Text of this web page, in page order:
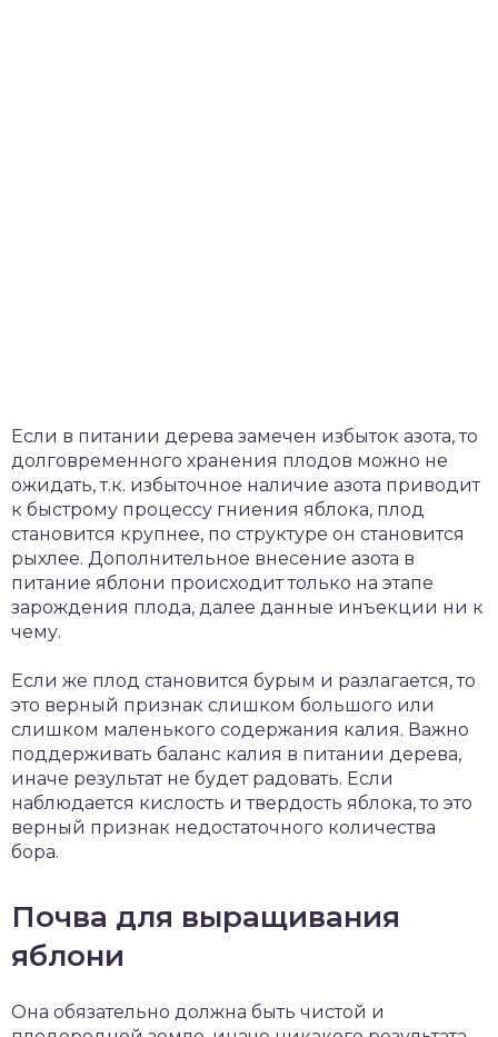
Если в питании дерева замечен избыток азота, то
долговременного хранения плодов можно не
ожидать, т.к. избыточное наличие азота приводит
к быстрому процессу гниения яблока, плод
становится крупнее, по структуре он становится
рыхлее. Дополнительное внесение азота в
питание яблони происходит только на этапе
зарождения плода, далее данные инъекции ни к
чему.
Если же плод становится бурым и разлагается, то
это верный признак слишком большого или
слишком маленького содержания калия. Важно
поддерживать баланс калия в питании дерева,
иначе результат не будет радовать. Если
наблюдается кислость и твердость яблока, то это
верный признак недостаточного количества
бора.
Почва для выращивания
яблони
Она обязательно должна быть чистой и